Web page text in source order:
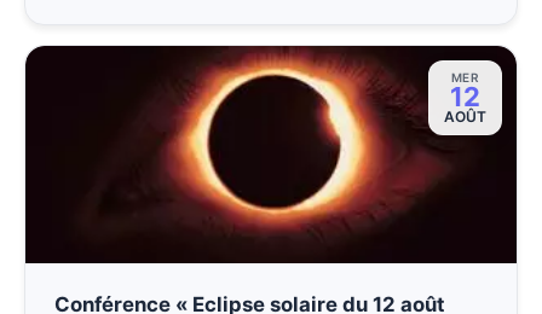
MER
12
AOÛT
Conférence « Eclipse solaire du 12 août